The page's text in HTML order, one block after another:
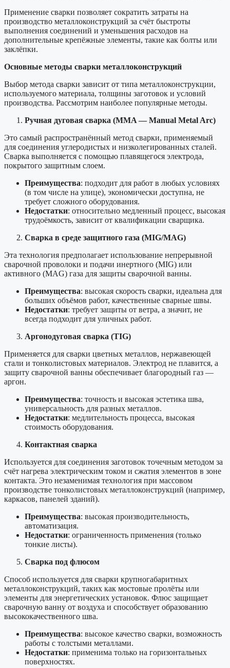
Применение сварки позволяет сократить затраты на
производство металлоконструкций за счёт быстроты
выполнения соединений и уменьшения расходов на
дополнительные крепёжные элементы, такие как болты или
заклёпки.
Основные методы сварки металлоконструкций
Выбор метода сварки зависит от типа металлоконструкции,
используемого материала, толщины заготовок и условий
производства. Рассмотрим наиболее популярные методы.
Ручная дуговая сварка (MMA — Manual Metal Arc)
Это самый распространённый метод сварки, применяемый
для соединения углеродистых и низколегированных сталей.
Сварка выполняется с помощью плавящегося электрода,
покрытого защитным слоем.
Преимущества: подходит для работ в любых условиях
(в том числе на улице), экономически доступна, не
требует сложного оборудования.
Недостатки: относительно медленный процесс, высокая
трудоёмкость, зависит от квалификации сварщика.
Сварка в среде защитного газа (MIG/MAG)
Эта технология предполагает использование непрерывной
сварочной проволоки и подачи инертного (MIG) или
активного (MAG) газа для защиты сварочной ванны.
Преимущества: высокая скорость сварки, идеальна для
больших объёмов работ, качественные сварные швы.
Недостатки: требует защиты от ветра, а значит, не
всегда подходит для уличных работ.
Аргонодуговая сварка (TIG)
Применяется для сварки цветных металлов, нержавеющей
стали и тонколистовых материалов. Электрод не плавится, а
защиту сварочной ванны обеспечивает благородный газ —
аргон.
Преимущества: точность и высокая эстетика шва,
универсальность для разных металлов.
Недостатки: медлительность процесса, высокая
стоимость оборудования.
Контактная сварка
Используется для соединения заготовок точечным методом за
счёт нагрева электрическим током и сжатия элементов в зоне
контакта. Это незаменимая технология при массовом
производстве тонколистовых металлоконструкций (например,
каркасов, панелей зданий).
Преимущества: высокая производительность,
автоматизация.
Недостатки: ограниченность применения (только
тонкие листы).
Сварка под флюсом
Способ используется для сварки крупногабаритных
металлоконструкций, таких как мостовые пролёты или
элементы для энергетических установок. Флюс защищает
сварочную ванну от воздуха и способствует образованию
высококачественного шва.
Преимущества: высокое качество сварки, возможность
работы с толстыми металлами.
Недостатки: применима только на горизонтальных
поверхностях.